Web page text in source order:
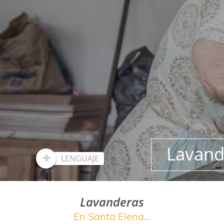
LENGUAJE
Lavanderas
En Santa Elena…